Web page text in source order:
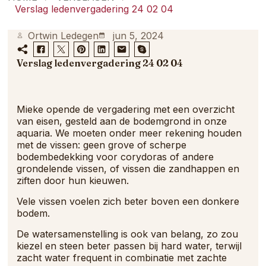
samenkomt.
Verslag ledenvergadering 24 02 04
Ortwin Ledegen jun 5, 2024
Verslag ledenvergadering 24 02 04
Mieke opende de vergadering met een overzicht
van eisen, gesteld aan de bodemgrond in onze
aquaria. We moeten onder meer rekening houden
met de vissen: geen grove of scherpe
bodembedekking voor corydoras of andere
grondelende vissen, of vissen die zandhappen en
ziften door hun kieuwen.
Vele vissen voelen zich beter boven een donkere
bodem.
De watersamenstelling is ook van belang, zo zou
kiezel en steen beter passen bij hard water, terwijl
zacht water frequent in combinatie met zachte